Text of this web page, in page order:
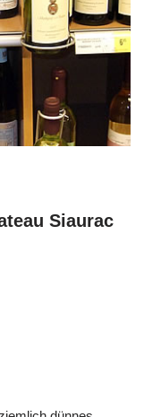
Siaurac